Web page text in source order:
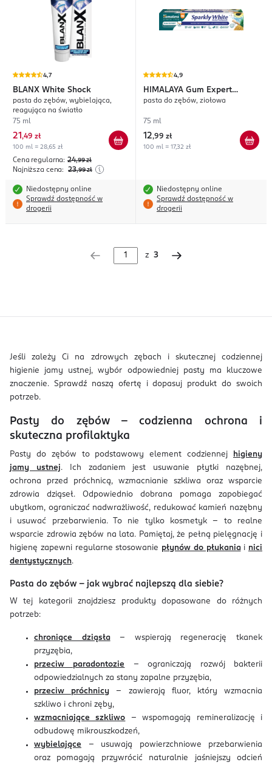
4,7
BLANX White Shock
pasta do zębów, wybielająca,
reagująca na światło
75 ml
21 ,49 zł
100 ml = 28,65 zł
Cena regularna: 24,99 zł
Najniższa cena: 23,99 zł
Niedostępny online
Sprawdź dostępność w
drogerii
4,9
HIMALAYA Gum Expert
Sparkly White
pasta do zębów, ziołowa
75 ml
12,99 zł
100 ml = 17,32 zł
Niedostępny online
Sprawdź dostępność w
drogerii
z 3
Jeśli zależy Ci na zdrowych zębach i skutecznej codziennej
higienie jamy ustnej, wybór odpowiedniej pasty ma kluczowe
znaczenie. Sprawdź naszą ofertę i dopasuj produkt do swoich
potrzeb.
Pasty do zębów – codzienna ochrona i
skuteczna profilaktyka
Pasty do zębów to podstawowy element codziennej
higieny
jamy ustnej. Ich zadaniem jest usuwanie płytki nazębnej,
ochrona przed próchnicą, wzmacnianie szkliwa oraz wsparcie
zdrowia dziąseł. Odpowiednio dobrana pomaga zapobiegać
ubytkom, ograniczać nadwrażliwość, redukować kamień nazębny
i usuwać przebarwienia. To nie tylko kosmetyk – to realne
wsparcie zdrowia zębów na lata. Pamiętaj, że pełną pielęgnację i
higienę zapewni regularne stosowanie płynów do płukaniai nici
dentystycznych.
Pasta do zębów – jak wybrać najlepszą dla siebie?
W tej kategorii znajdziesz produkty dopasowane do różnych
potrzeb:
chroniące dziąsła– wspierają regenerację tkanek
przyzębia,
przeciw paradontozie
– ograniczają rozwój bakterii
odpowiedzialnych za stany zapalne przyzębia,
przeciw próchnicy – zawierają fluor, który wzmacnia
szkliwo i chroni zęby,
wzmacniające szkliwo – wspomagają remineralizację i
odbudowę mikrouszkodzeń,
wybielające – usuwają powierzchniowe przebarwienia
oraz pomagają przywrócić naturalnie jaśniejszy odcień